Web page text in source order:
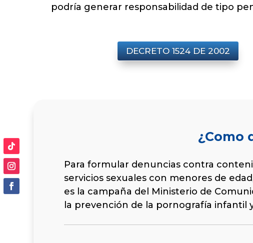
podría generar responsabilidad de tipo
DECRETO 1524 DE 2002
¿Como
Para formular denuncias contra
servicios sexuales con menores de
es la campaña del Ministerio de
la prevención de la pornografía infantil